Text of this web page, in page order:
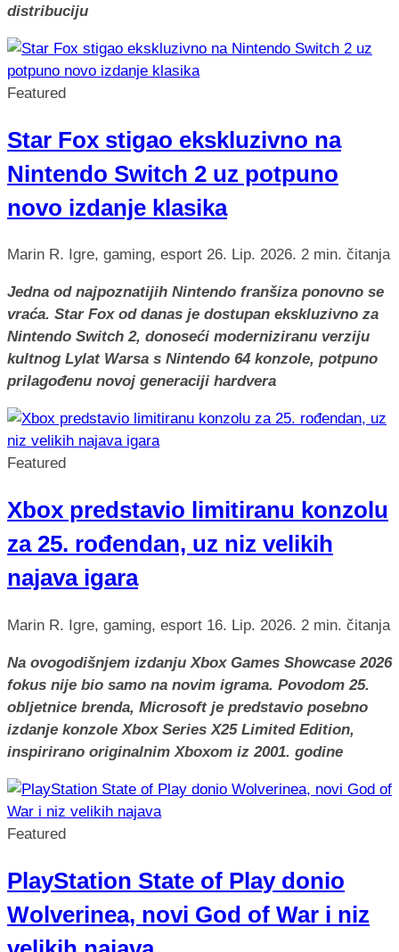
distribuciju
Featured
Star Fox stigao ekskluzivno na
Nintendo Switch 2 uz potpuno
novo izdanje klasika
Marin R. Igre, gaming, esport 26. Lip. 2026. 2 min. čitanja
Jedna od najpoznatijih Nintendo franšiza ponovno se
vraća. Star Fox od danas je dostupan ekskluzivno za
Nintendo Switch 2, donoseći moderniziranu verziju
kultnog Lylat Warsa s Nintendo 64 konzole, potpuno
prilagođenu novoj generaciji hardvera
Featured
Xbox predstavio limitiranu konzolu
za 25. rođendan, uz niz velikih
najava igara
Marin R. Igre, gaming, esport 16. Lip. 2026. 2 min. čitanja
Na ovogodišnjem izdanju Xbox Games Showcase 2026
fokus nije bio samo na novim igrama. Povodom 25.
obljetnice brenda, Microsoft je predstavio posebno
izdanje konzole Xbox Series X25 Limited Edition,
inspirirano originalnim Xboxom iz 2001. godine
Featured
PlayStation State of Play donio
Wolverinea, novi God of War i niz